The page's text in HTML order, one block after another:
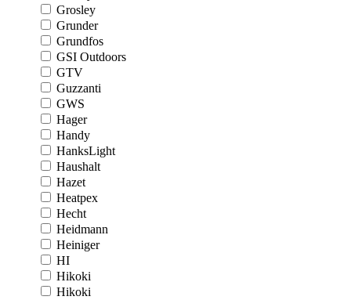
Grosley
Grunder
Grundfos
GSI Outdoors
GTV
Guzzanti
GWS
Hager
Handy
HanksLight
Haushalt
Hazet
Heatpex
Hecht
Heidmann
Heiniger
HI
Hikoki
Hikoki